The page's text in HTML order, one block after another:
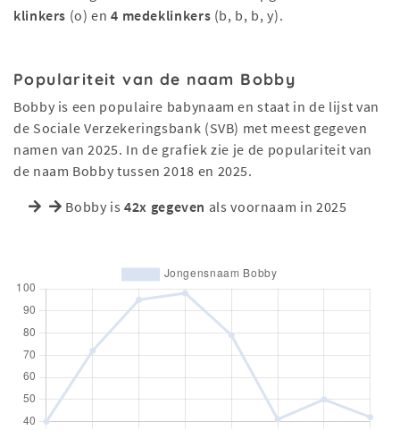
klinkers (o) en4 medeklinkers (b, b, b, y).
Populariteit van de naam Bobby
Bobby is een populaire babynaam en staat in de lijst van
de Sociale Verzekeringsbank (SVB) met meest gegeven
namen van 2025. In de grafiek zie je de populariteit van
de naam Bobby tussen 2018 en 2025.
Bobby is42x gegeven als voornaam in 2025